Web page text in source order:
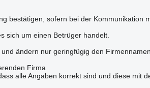
bestätigen, sofern bei der Kommunikation
sich um einen Betrüger handelt.
ändern nur geringfügig den
Firma
alle Angaben korrekt sind und diese mit